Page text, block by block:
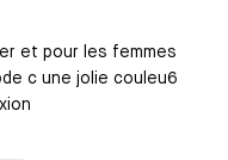
et pour les femmes
c une jolie couleu6